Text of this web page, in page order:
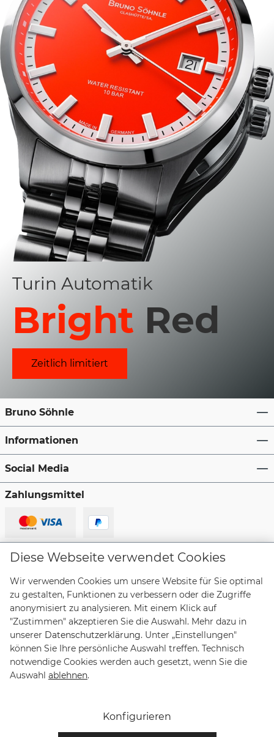
Turin Automatik
Bright Red
Zeitlich limitiert
Bruno Söhnle
Informationen
Social Media
Zahlungsmittel
Lieferanten
Vertrag widerrufen
* Alle Preise inkl. gesetzl. Mehrwertsteuer zzgl.
sind versandkostenfrei, Lieferzeiten für andere Länder
entnehmen Sie bitte der Schaltfläche mit den
Diese Webseite verwendet Cookies
Wir verwenden Cookies um unsere Website für Sie optimal
zu gestalten, Funktionen zu verbessern oder die Zugriffe
anonymisiert zu analysieren. Mit einem Klick auf
"Zustimmen" akzeptieren Sie die Auswahl. Mehr dazu in
unserer Datenschutzerklärung. Unter „Einstellungen"
können Sie Ihre persönliche Auswahl treffen. Technisch
notwendige Cookies werden auch gesetzt, wenn Sie die
Auswahl ablehnen.
Konfigurieren